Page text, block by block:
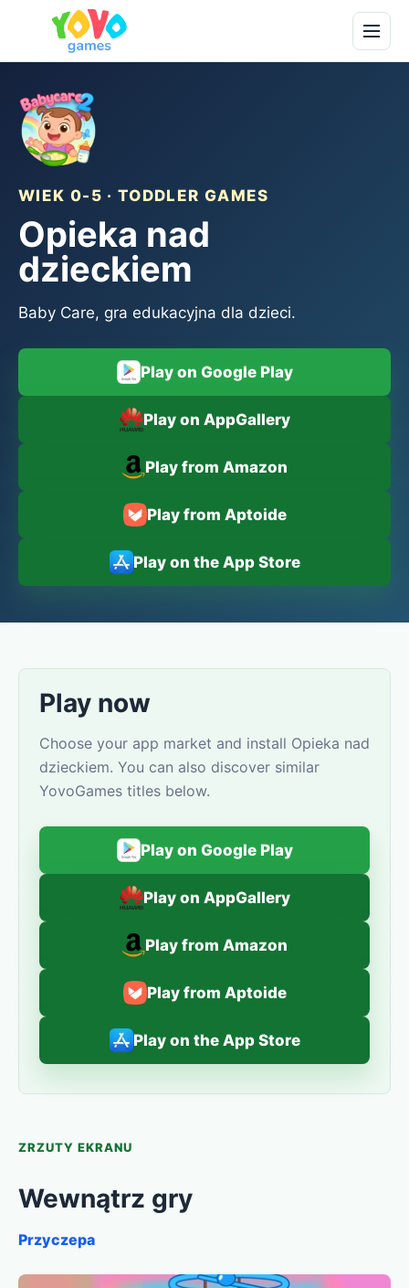
WIEK 0-5 · TODDLER GAMES
Opieka nad
dzieckiem
Baby Care, gra edukacyjna dla dzieci.
Play on Google Play
Play on AppGallery
Play from Amazon
Play from Aptoide
Play on the App Store
Play now
Choose your app market and install Opieka nad
dzieckiem. You can also discover similar
YovoGames titles below.
Play on Google Play
Play on AppGallery
Play from Amazon
Play from Aptoide
Play on the App Store
ZRZUTY EKRANU
Wewnątrz gry
Przyczepa